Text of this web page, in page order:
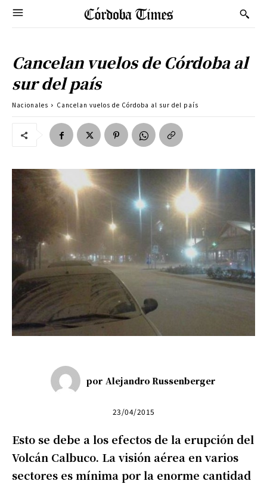
Cancelan vuelos de Córdoba al
sur del país
Nacionales Cancelan vuelos de Córdoba al sur del país
por Alejandro Russenberger
23/04/2015
Esto se debe a los efectos de la erupción del
Volcán Calbuco. La visión aérea en varios
sectores es mínima por la enorme cantidad